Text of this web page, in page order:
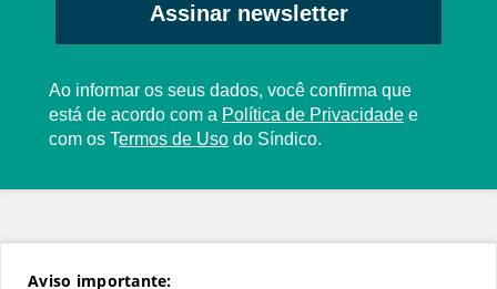
Assinar newsletter
Ao informar os seus dados, você confirma que
está de acordo com a Política de Privacidade e
com os Termos de Uso do Síndico.
Aviso importante: